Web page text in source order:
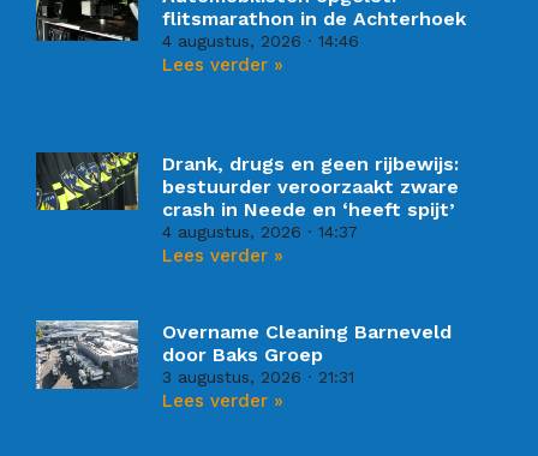
flitsmarathon in de Achterhoek
4 augustus, 2026 14:46
Lees verder »
Drank, drugs en geen rijbewijs:
bestuurder veroorzaakt zware
crash in Neede en ‘heeft spijt’
4 augustus, 2026 14:37
Lees verder »
Overname Cleaning Barneveld
door Baks Groep
3 augustus, 2026 21:31
Lees verder »